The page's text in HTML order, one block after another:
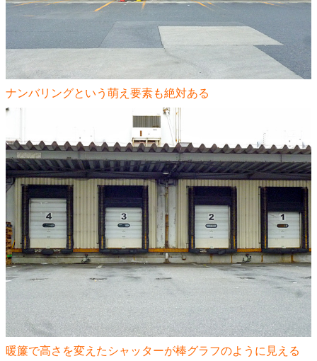
ナンバリングという萌え要素も絶対ある
暖簾で高さを変えたシャッターが棒グラフのように見える